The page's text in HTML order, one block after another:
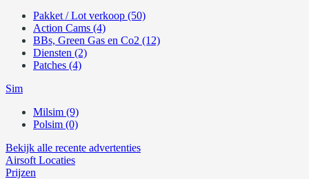
Pakket / Lot verkoop (50)
Action Cams (4)
BBs, Green Gas en Co2 (12)
Diensten (2)
Patches (4)
Sim
Milsim (9)
Polsim (0)
Bekijk alle recente advertenties
Airsoft Locaties
Prijzen